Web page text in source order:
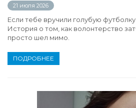
21 июля 2026
Если тебе вручили голубую футболку
История о том, как волонтерство
просто шел мимо.
ПОДРОБНЕЕ